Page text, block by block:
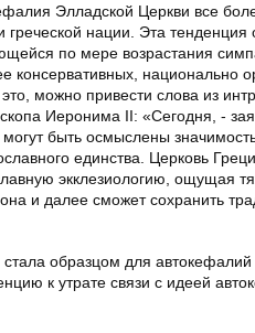
Элладской Церкви все
греческой нации. Эта
по мере возрастания
консервативных, национально
можно привести слова из
Иеронима II: «Сегодня, -
быть осмыслены
единства. Церковь
экклезиологию, ощущая
и далее сможет сохранить
образцом для
к утрате связи с идеей